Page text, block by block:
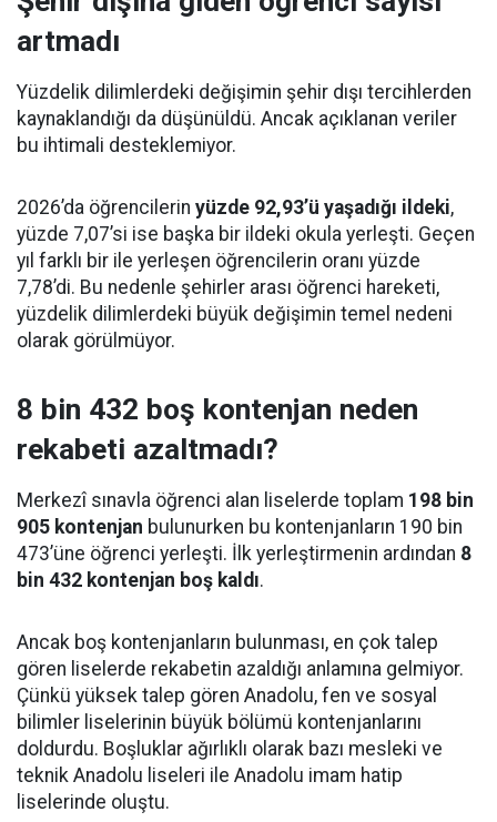
artmadı
Yüzdelik dilimlerdeki değişimin şehir dışı tercihlerden
kaynaklandığı da düşünüldü. Ancak açıklanan veriler
bu ihtimali desteklemiyor.
2026’da öğrencilerin yüzde 92,93’ü yaşadığı ildeki,
yüzde 7,07’si ise başka bir ildeki okula yerleşti. Geçen
yıl farklı bir ile yerleşen öğrencilerin oranı yüzde
7,78’di. Bu nedenle şehirler arası öğrenci hareketi,
yüzdelik dilimlerdeki büyük değişimin temel nedeni
olarak görülmüyor.
8 bin 432 boş kontenjan neden
rekabeti azaltmadı?
Merkezî sınavla öğrenci alan liselerde toplam 198 bin
905 kontenjan bulunurken bu kontenjanların 190 bin
473’üne öğrenci yerleşti. İlk yerleştirmenin ardından 8
bin 432 kontenjan boş kaldı.
Ancak boş kontenjanların bulunması, en çok talep
gören liselerde rekabetin azaldığı anlamına gelmiyor.
Çünkü yüksek talep gören Anadolu, fen ve sosyal
bilimler liselerinin büyük bölümü kontenjanlarını
doldurdu. Boşluklar ağırlıklı olarak bazı mesleki ve
teknik Anadolu liseleri ile Anadolu imam hatip
liselerinde oluştu.